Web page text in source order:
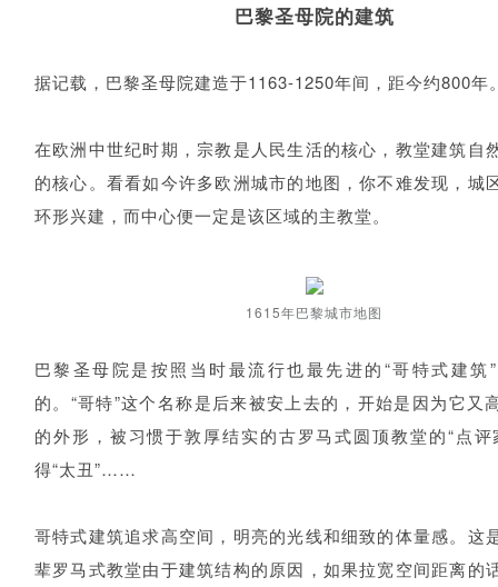
巴黎圣母院的建筑
据记载，巴黎圣母院建造于1163-1250年间，距今约800年
在欧洲中世纪时期，宗教是人民生活的核心，教堂建筑自
的核心。看看如今许多欧洲城市的地图，你不难发现，城
环形兴建，而中心便一定是该区域的主教堂。
1615年巴黎城市地图
巴黎圣母院是按照当时最流行也最先进的“哥特式建筑
的。“哥特”这个名称是后来被安上去的，开始是因为它又
的外形，被习惯于敦厚结实的古罗马式圆顶教堂的“点评
得“太丑”……
哥特式建筑追求高空间，明亮的光线和细致的体量感。这
辈罗马式教堂由于建筑结构的原因，如果拉宽空间距离的